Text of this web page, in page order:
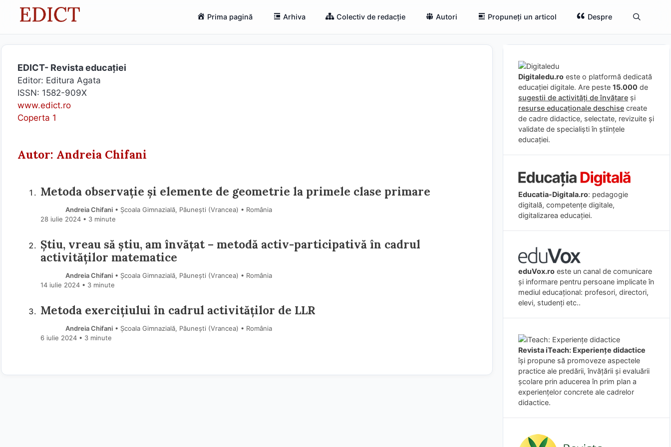
Prima pagină Arhiva Colectiv de redacție Autori Propuneți un articol Despre
EDICT- Revista educației
Editor: Editura Agata
ISSN: 1582-909X
www.edict.ro
Coperta 1
Autor: Andreia Chifani
Metoda observație și elemente de geometrie la primele clase primare
Andreia Chifani• Școala Gimnazială, Păunești (Vrancea) • România
28 iulie 2024 • 3 minute
Știu, vreau să știu, am învățat – metodă activ-participativă în cadrul
activităților matematice
Andreia Chifani• Școala Gimnazială, Păunești (Vrancea) • România
14 iulie 2024 • 3 minute
Metoda exercițiului în cadrul activităților de LLR
Andreia Chifani• Școala Gimnazială, Păunești (Vrancea) • România
6 iulie 2024 • 3 minute
Digitaledu.ro este o platformă dedicată
educației digitale. Are peste 15.000 de
sugestii de activități de învățare și
resurse educaționale deschise create
de cadre didactice, selectate, revizuite și
validate de specialiști în științele
educației.
Educatia-Digitala.ro: pedagogie
digitală, competențe digitale,
digitalizarea educației.
eduVox.ro este un canal de comunicare
și informare pentru persoane implicate în
mediul educațional: profesori, directori,
elevi, studenți etc..
Revista iTeach: Experienţe didactice
îşi propune să promoveze aspectele
practice ale predării, învăţării şi evaluării
şcolare prin aducerea în prim plan a
experienţelor concrete ale cadrelor
didactice.